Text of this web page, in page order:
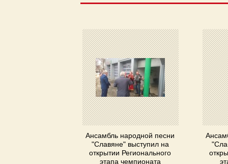
Ансамбль народной песни
"Славяне" выступил на
открытии Регионального
этапа чемпионата